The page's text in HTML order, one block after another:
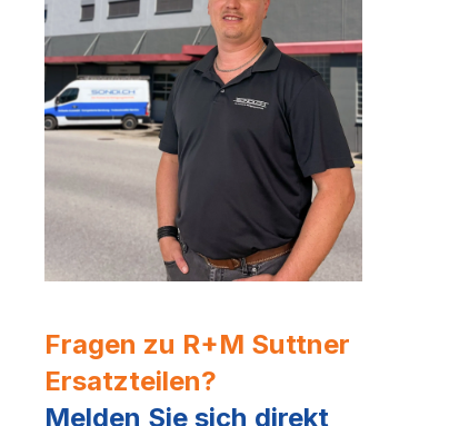
Fragen zu R+M Suttner
Ersatzteilen?
Melden Sie sich direkt